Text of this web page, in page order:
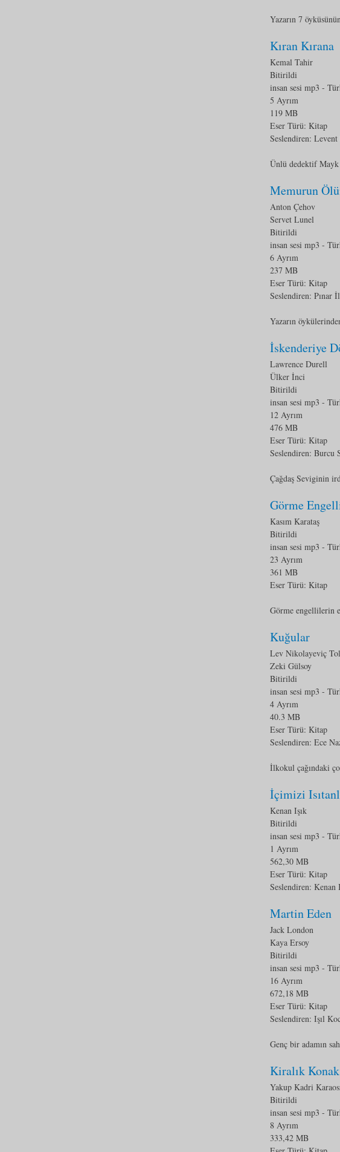
Yazarın 7
Kıran Kırana
Kemal Tahir
Bitirildi
insan sesi mp3 -
5 Ayrım
119 MB
Eser Türü: Kitap
Seslendiren:
Ünlü dedektif Mayk
Memurun
Anton Çehov
Servet Lunel
Bitirildi
insan sesi mp3 -
6 Ayrım
237 MB
Eser Türü: Kitap
Seslendiren: Pınar
Yazarın
İskenderiye
Lawrence Durell
Ülker İnci
Bitirildi
insan sesi mp3 -
12 Ayrım
476 MB
Eser Türü: Kitap
Seslendiren: Burcu
Çağdaş Seviginin
Görme
Kasım Karataş
Bitirildi
insan sesi mp3 -
23 Ayrım
361 MB
Eser Türü: Kitap
Görme engellilerin
Kuğular
Lev Nikolayeviç
Zeki Gülsoy
Bitirildi
insan sesi mp3 -
4 Ayrım
40.3 MB
Eser Türü: Kitap
Seslendiren: Ece
İlkokul çağındaki
İçimizi
Kenan Işık
Bitirildi
insan sesi mp3 -
1 Ayrım
562,30 MB
Eser Türü: Kitap
Seslendiren: Kenan
Martin Eden
Jack London
Kaya Ersoy
Bitirildi
insan sesi mp3 -
16 Ayrım
672,18 MB
Eser Türü: Kitap
Seslendiren: Işıl
Genç bir adamın
Kiralık Konak
Yakup Kadri
Bitirildi
insan sesi mp3 -
8 Ayrım
333,42 MB